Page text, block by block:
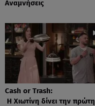
Αναμνήσεις
Cash or Trash:
Η Χιωτίνη δίνει την πρώτη